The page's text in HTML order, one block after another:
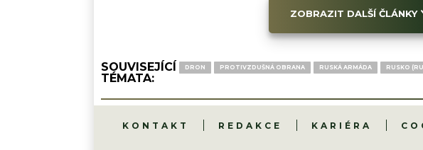
ZOBRAZIT DALŠÍ ČLÁNKY
SOUVISEJÍCÍ
TÉMATA:
DRON PROTIVZDUŠNÁ OBRANA RUSKÁ ARMÁDA RUSKO
KONTAKT REDAKCE KARIÉRA